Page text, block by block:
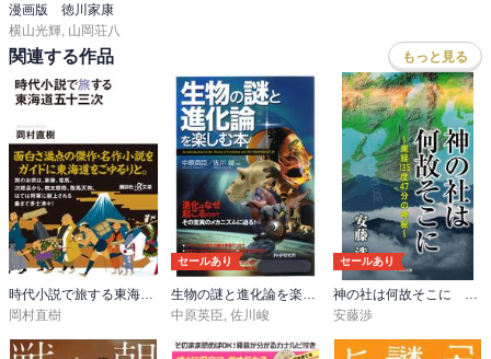
漫画版 徳川家康
横山光輝 山岡荘八
関連する作品 もっと見る
時代小説で旅する東海道五十三次
岡村直樹
セールあり
生物の謎と進化論を楽しむ本
中原英臣, 佐川峻
セールあり
神の社は何故そこに ～東経135度47分の神秘～
安藤渉